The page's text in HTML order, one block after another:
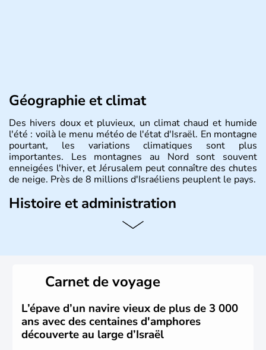
Géographie et climat
Des hivers doux et pluvieux, un climat chaud et humide
l'été : voilà le menu météo de l'état d'Israël. En montagne
pourtant, les variations climatiques sont plus
importantes. Les montagnes au Nord sont souvent
enneigées l'hiver, et Jérusalem peut connaître des chutes
de neige. Près de 8 millions d'Israéliens peuplent le pays.
Histoire et administration
L'Israël est un état de la partie est de la Méditerranée,
vrai essor économique dans le domaine des nouvelles
Carnet de voyage
L’épave d’un navire vieux de plus de 3 000
ans avec des centaines d'amphores
découverte au large d’Israël